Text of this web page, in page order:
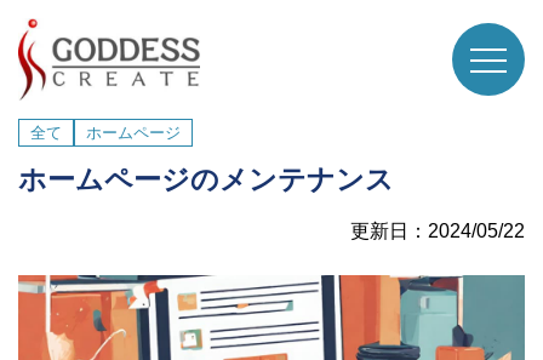
全て ホームページ
ホームページのメンテナンス
更新日：2024/05/22